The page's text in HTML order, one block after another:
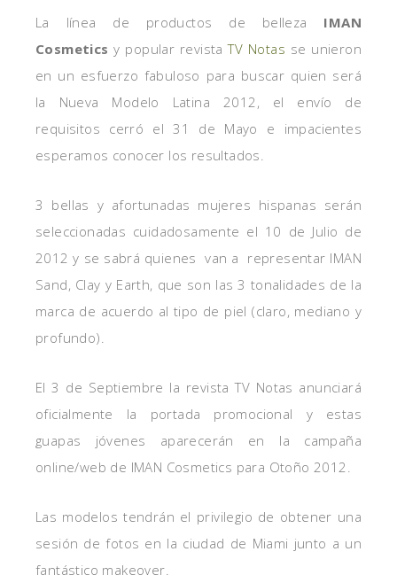
La línea de productos de belleza IMAN
Cosmetics y popular revistaTV Notas se unieron
en un esfuerzo fabuloso para buscar quien será
la Nueva Modelo Latina 2012, el envío de
requisitos cerró el 31 de Mayo e impacientes
esperamos conocer los resultados.
3 bellas y afortunadas mujeres hispanas serán
seleccionadas cuidadosamente el 10 de Julio de
2012 y se sabrá quienes van a representar IMAN
Sand, Clay y Earth, que son las 3 tonalidades de la
marca de acuerdo al tipo de piel (claro, mediano y
profundo).
El 3 de Septiembre la revista TV Notas anunciará
oficialmente la portada promocional y estas
guapas jóvenes aparecerán en la campaña
online/web de IMAN Cosmetics para Otoño 2012.
Las modelos tendrán el privilegio de obtener una
sesión de fotos en la ciudad de Miami junto a un
fantástico makeover.